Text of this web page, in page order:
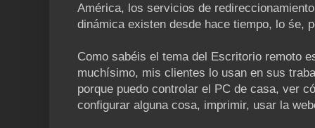
América, los servicios de
dinámica existen desde hace tiempo, lo śe,
Como sabéis el tema del Escritorio remoto
muchísimo, mis clientes lo usan en sus
porque puedo controlar el PC de casa, ver
configurar alguna cosa, imprimir, usar la